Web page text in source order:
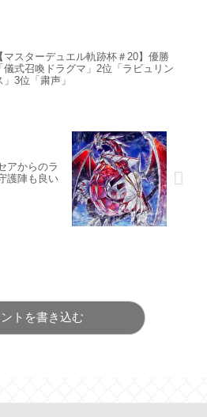
【マスターデュエル軌跡杯＃20】優勝
「儀式召喚ドラグマ」2位「ラビュリン
」3位「粛声」
アからのラ
護陣も良い
トを書き込む